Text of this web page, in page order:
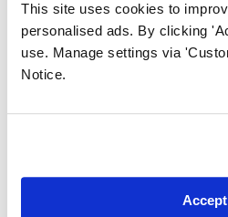
This site uses cookies to
personalised ads. By clicking
use. Manage settings via
Notice.
Accept
Eine enge Zusammenarbeit fand
und den Konstrukteuren von
die optimale Integration der
Maschinendesign.
Das gesamte Maschinendesign war
und der kritischste Aspekt war die
der Öldichtungen, ohne die das
hätte.
Tests zeigten, dass die Abdichtung